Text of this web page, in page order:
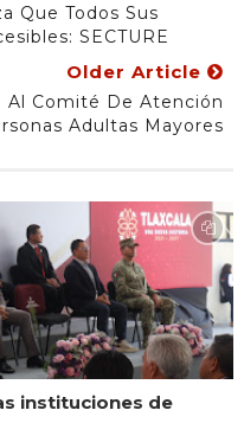
Que Todos Sus
SECTURE
Older Article
Al Comité De Atención
Adultas Mayores
instituciones de